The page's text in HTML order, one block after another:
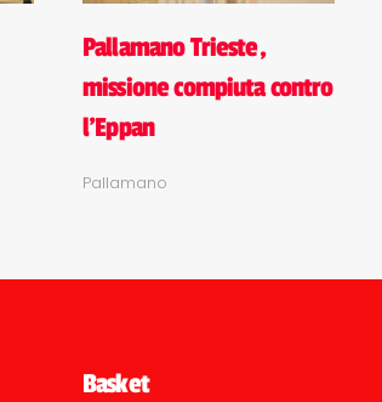
Pallamano Trieste,
missione compiuta contro
l'Eppan
Pallamano
Basket